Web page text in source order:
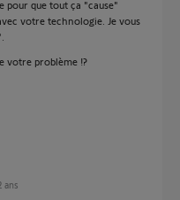
pour que tout ça "cause"
votre technologie. Je vous
votre problème !?
ans